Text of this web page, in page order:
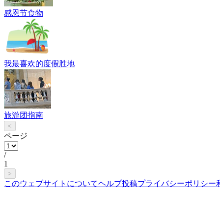
感恩节食物
我最喜欢的度假胜地
旅游团指南
<
ページ
/
1
>
このウェブサイトについてヘルプ投稿プライバシーポリシー